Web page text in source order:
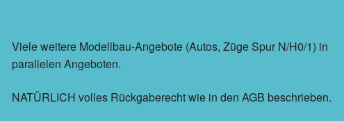
Viele weitere Modellbau-Angebote (Autos, Züge Spur N/H0/1) in
parallelen Angeboten.
NATÜRLICH volles Rückgaberecht wie in den AGB beschrieben.